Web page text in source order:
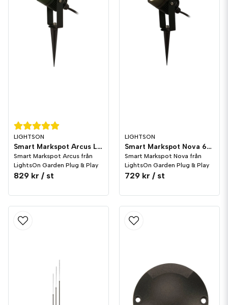
LIGHTSON
Smart Markspot Arcus LightsOn Garden Plug & Play
Smart Markspot Arcus från
LightsOn Garden Plug & Play
829 kr / st
LIGHTSON
Smart Markspot Nova 6W LightsOn Garden Plug & Play
Smart Markspot Nova från
LightsOn Garden Plug & Play
729 kr / st